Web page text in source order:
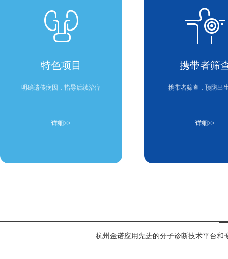
特色项目
明确遗传病因，指导后续治疗
详细>>
携带者筛
携带者筛查，预防出
详细>>
杭州金诺应用先进的分子诊断技术平台